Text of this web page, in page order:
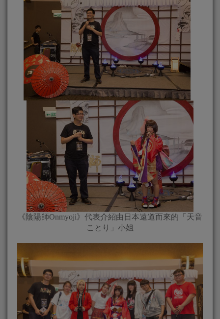
《陰陽師Onmyoji》代表介紹由日本遠道而來的「天音
ことり」小姐